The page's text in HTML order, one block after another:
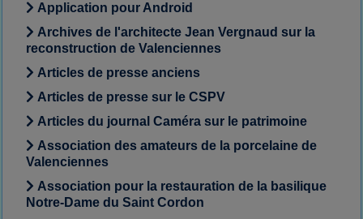
Application pour Android
Archives de l'architecte Jean Vergnaud sur la
reconstruction de Valenciennes
Articles de presse anciens
Articles de presse sur le CSPV
Articles du journal Caméra sur le patrimoine
Association des amateurs de la porcelaine de
Valenciennes
Association pour la restauration de la basilique
Notre-Dame du Saint Cordon